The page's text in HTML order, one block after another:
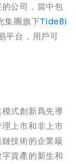
公司，當中包
集團旗下TideBi
平台，用戶可
式創新爲先導
上市和非上市
技術的企業級
資產的新生和